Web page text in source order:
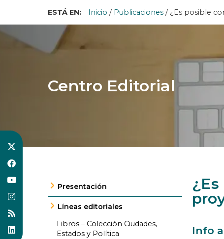
ESTÁ EN: Inicio / Publicaciones / ¿Es posible
Centro Editorial
Presentación
Líneas editoriales
Libros – Colección Ciudades,
Estados y Política
Info